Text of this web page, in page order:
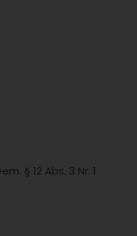
§ 12 Abs. 3 Nr. 1